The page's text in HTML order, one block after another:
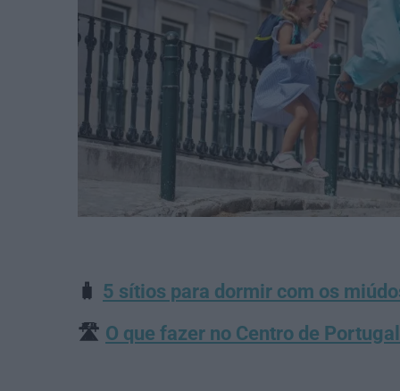
🧳 5 sítios para dormir com os
🛣️ O que fazer no Centro de